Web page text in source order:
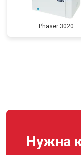
Phaser 3020
Нужна